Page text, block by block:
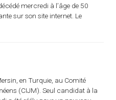
mercredi à l’âge de 50
sur son site internet. Le
en Turquie, au Comité
(CIJM). Seul candidat à la